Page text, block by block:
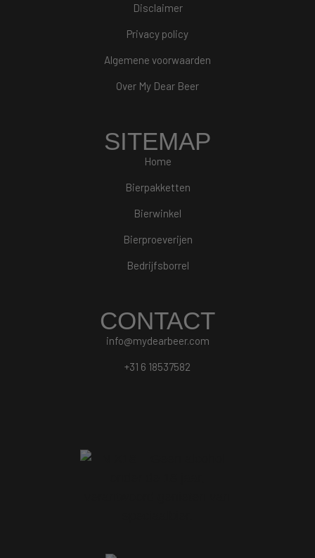
Disclaimer
Privacy policy
Algemene voorwaarden
Over My Dear Beer
SITEMAP
Home
Bierpakketten
Bierwinkel
Bierproeverijen
Bedrijfsborrel
CONTACT
info@mydearbeer.com
+31 6 18537582